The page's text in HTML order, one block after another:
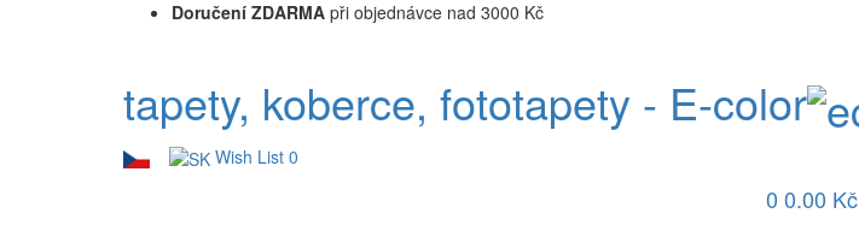
Doručení ZDARMA při objednávce nad 3000 Kč
tapety, koberce, fototapety - E-color
Wish List 0
0 0.00 Kč